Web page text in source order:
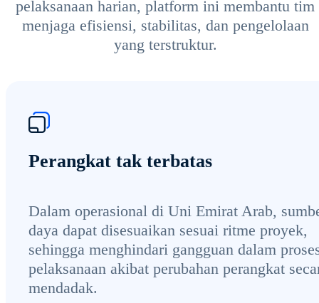
pelaksanaan harian, platform ini membantu tim
menjaga efisiensi, stabilitas, dan pengelolaan
yang terstruktur.
Perangkat tak terbatas
Dalam operasional di Uni Emirat Arab,
daya dapat disesuaikan sesuai ritme proyek,
sehingga menghindari gangguan dalam
pelaksanaan akibat perubahan perangkat
mendadak.